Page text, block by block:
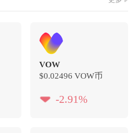
VOW
$0.02496 VOW币
-2.91%